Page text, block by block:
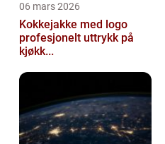
06 mars 2026
Kokkejakke med logo
profesjonelt uttrykk på
kjøkk...